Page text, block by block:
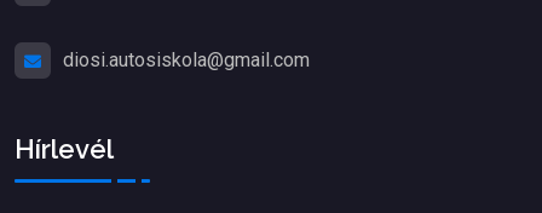
diosi.autosiskola@gmail.com
Hírlevél